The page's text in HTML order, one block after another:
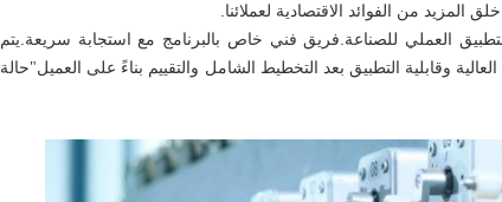
العملي للصناعة.فريق فني خاص بالبرنامج مع استجابة سريعة.يتم
وقابلية التطبيق بعد التخطيط الشامل والتقييم بناءً على العميل"حالة